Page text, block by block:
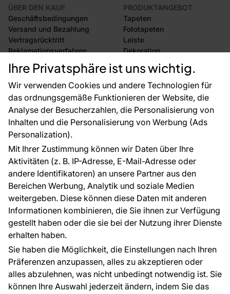
Ihre Privatsphäre ist uns wichtig.
Wir verwenden Cookies und andere Technologien für
das ordnungsgemäße Funktionieren der Website, die
Analyse der Besucherzahlen, die Personalisierung von
Inhalten und die Personalisierung von Werbung (Ads
Personalization).
Mit Ihrer Zustimmung können wir Daten über Ihre
Aktivitäten (z. B. IP-Adresse, E-Mail-Adresse oder
andere Identifikatoren) an unsere Partner aus den
Bereichen Werbung, Analytik und soziale Medien
weitergeben. Diese können diese Daten mit anderen
Informationen kombinieren, die Sie ihnen zur Verfügung
gestellt haben oder die sie bei der Nutzung ihrer Dienste
erhalten haben.
Sie haben die Möglichkeit, die Einstellungen nach Ihren
Präferenzen anzupassen, alles zu akzeptieren oder
alles abzulehnen, was nicht unbedingt notwendig ist. Sie
können Ihre Auswahl jederzeit ändern, indem Sie das
ÜBER DEN KAUF
Geschäftsbedingungen
Versand und Bezahlung
Vertragsrücktritt
Reklamationsverfahren
Rücksendung von Waren
CE-Zertifizierung
Großhandel
Raumvisualisierung
PRODUKTANGEBOT
Tapeten
Fototapeten
Leiste
Dekoration
Selbstklebende Folien
Zubehör
Tapetenmuster
FÜR SIE
Blog
EU-Projekte
Ratschläge und Tipps
FAQ
ÜBER DAS UNTERNEHMEN
Kontakt
Haben Sie Fragen? Wir helfen Ihnen gerne weiter
und beraten Sie persönlich.
+49 781 95633072
service@tapeteneshop.de